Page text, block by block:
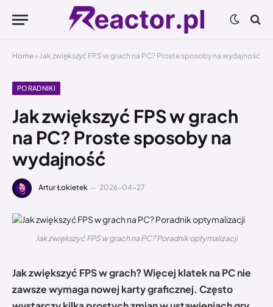
Home »Jak zwiększyć FPS w grach na PC? Proste sposoby na wydajność
PORADNIKI
Jak zwiększyć FPS w grach
na PC? Proste sposoby na
wydajność
Artur Łokietek 2026-04-27
Jak zwiększyć FPS w grach na PC? Poradnik optymalizacji
Jak zwiększyć FPS w grach? Więcej klatek na PC nie
zawsze wymaga nowej karty graficznej. Często